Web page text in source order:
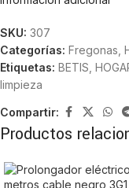
SKU: 307
Categorías: Fregonas
Etiquetas: BETIS
limpieza
Compartir:
Productos